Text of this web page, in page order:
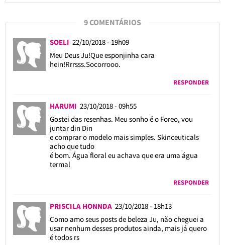
9 COMENTÁRIOS
SOELI 22/10/2018 - 19h09
Meu Deus Ju!Que esponjinha cara
hein!Rrrsss.Socorrooo.
RESPONDER
HARUMI 23/10/2018 - 09h55
Gostei das resenhas. Meu sonho é o Foreo, vou
juntar din Din
e comprar o modelo mais simples. Skinceuticals
acho que tudo
é bom. Água floral eu achava que era uma água
termal
RESPONDER
PRISCILA HONNDA 23/10/2018 - 18h13
Como amo seus posts de beleza Ju, não cheguei a
usar nenhum desses produtos ainda, mais já quero
é todos rs